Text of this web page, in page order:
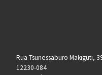
Rua Tsunessaburo Makiguti,
12230-084